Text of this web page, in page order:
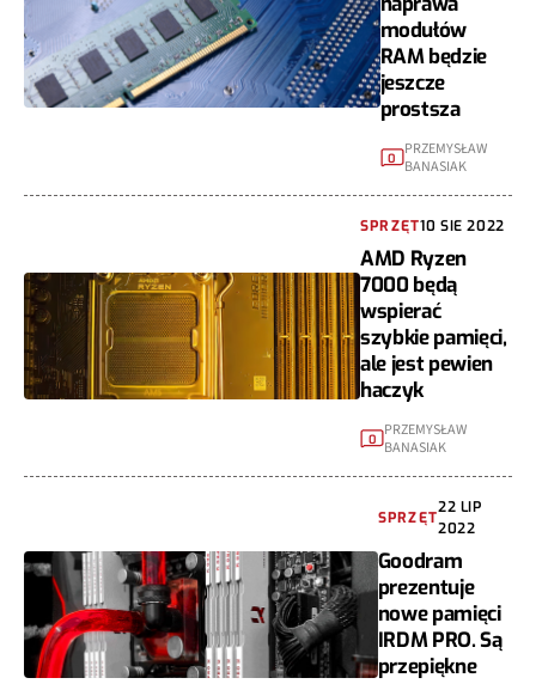
modułów
RAM będzie
jeszcze
prostsza
0 PRZEMYSŁAW
BANASIAK
SPRZĘT10 SIE 2022
AMD Ryzen
7000 będą
wspierać
szybkie pamięci,
ale jest pewien
haczyk
0
PRZEMYSŁAW
BANASIAK
SPRZĘT
22 LIP
2022
Goodram
prezentuje
nowe pamięci
IRDM PRO. Są
przepiękne